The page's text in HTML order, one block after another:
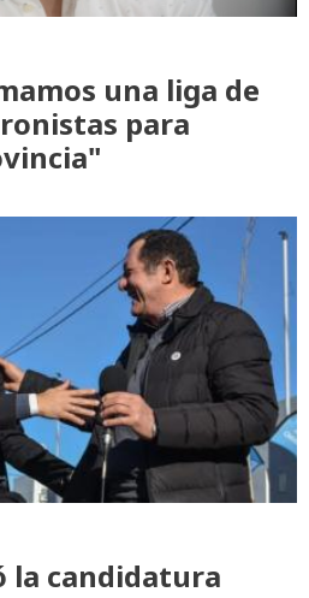
una liga de
para
la candidatura